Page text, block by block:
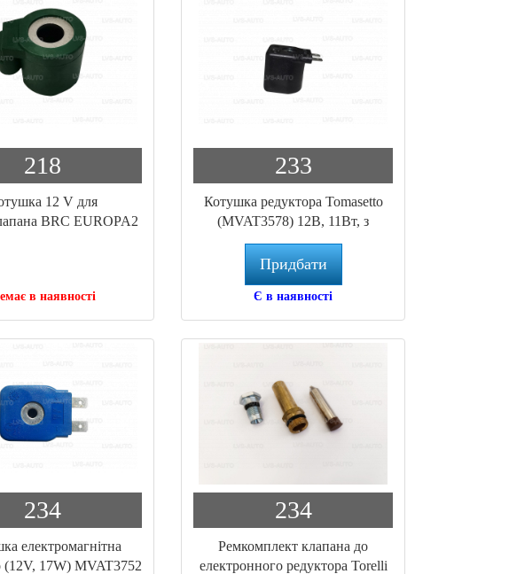
218
12 V для
BRC EUROPA2
в наявності
233
Котушка редуктора Tomasetto
(MVAT3578) 12B, 11Bт, з
клемами
Придбати
Є в наявності
234
електромагнітна
(12V, 17W) MVAT3752
234
Ремкомплект клапана до
електронного редуктора Torelli